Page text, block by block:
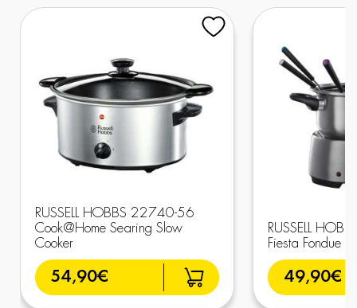
RUSSELL HOBBS 22740-56
Cook@Home Searing Slow
Cooker
54,90€
RUSSELL
Fiesta Fondue
49,90€